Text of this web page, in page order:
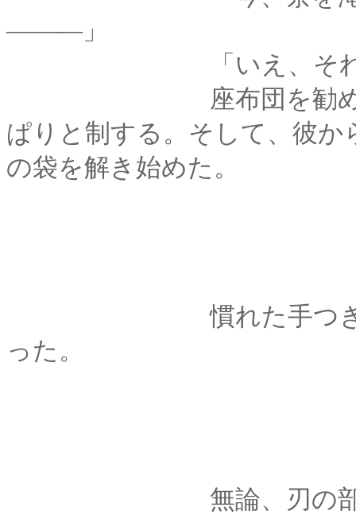
―――」
「いえ、それには
座布団を勧めようと
ぱりと制する。そして、彼
の袋を解き始めた。
慣れた手つきで中
った。
無論、刃の部分は鉄